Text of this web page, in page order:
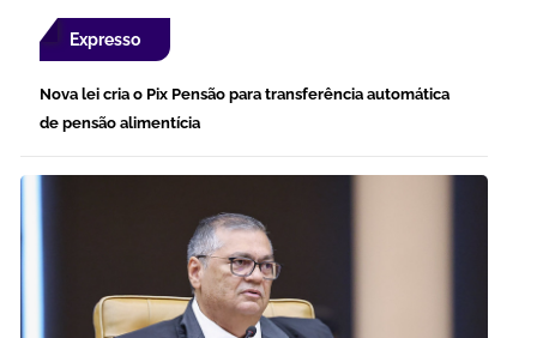
Expresso
Nova lei cria o Pix Pensão para transferência automática
de pensão alimentícia